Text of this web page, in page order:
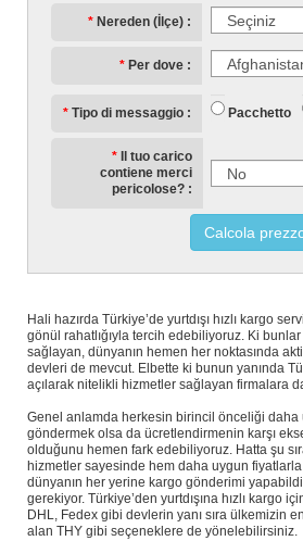
Nereden (İlçe)
Per dove
Tipo di messaggio Pacchetto
Il tuo carico
contiene merci
pericolose?
Calcola
Hali hazırda Türkiye’de yurtdışı hızlı kargo
gönül rahatlığıyla tercih edebiliyoruz. Ki
sağlayan, dünyanın hemen her noktasında
devleri de mevcut. Elbette ki bunun yanında
açılarak nitelikli hizmetler sağlayan firmalara
Genel anlamda herkesin birincil önceliği daha
göndermek olsa da ücretlendirmenin karşı
olduğunu hemen fark edebiliyoruz. Hatta şu
hizmetler sayesinde hem daha uygun
dünyanın her yerine kargo gönderimi
gerekiyor. Türkiye’den yurtdışına hızlı kargo
DHL, Fedex gibi devlerin yanı sıra ülkemizin
alan THY gibi seçeneklere de yönelebilirsiniz.